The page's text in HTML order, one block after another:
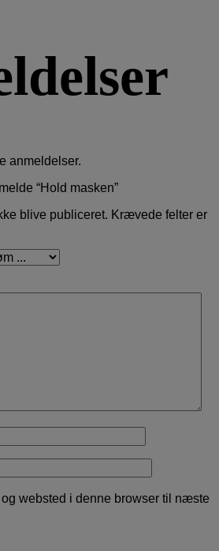
anmeldelser.
“Hold masken”
blive publiceret. Krævede felter er
websted i denne browser til næste